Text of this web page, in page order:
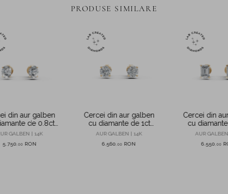
PRODUSE SIMILARE
din aur galben
de 0.8ct
in laborator
GALBEN | 14K
5.750 ,00 RON
Cercei din aur galben
cu diamante de 1ct
create in laborator
AUR GALBEN | 14K
6.560 ,00 RON
Cercei din
cu
create in
AUR
6.550 ,00